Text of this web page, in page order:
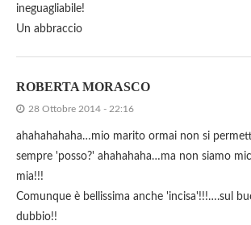
ineguagliabile!
Un abbraccio
ROBERTA MORASCO
28 Ottobre 2014 - 22:16
ahahahahaha…mio marito ormai non si
sempre 'posso?' ahahahaha…ma non siamo
mia!!!
Comunque è bellissima anche 'incisa'!!!….sul
dubbio!!